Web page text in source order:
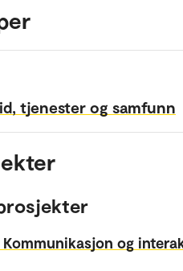
tjenester og samfunn
og